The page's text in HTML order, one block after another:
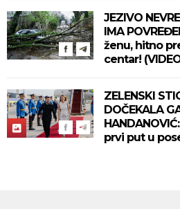
JEZIVO
IMA
ženu, hitno
centar!
ZELENSKI
DOČEKALA
prvi put u